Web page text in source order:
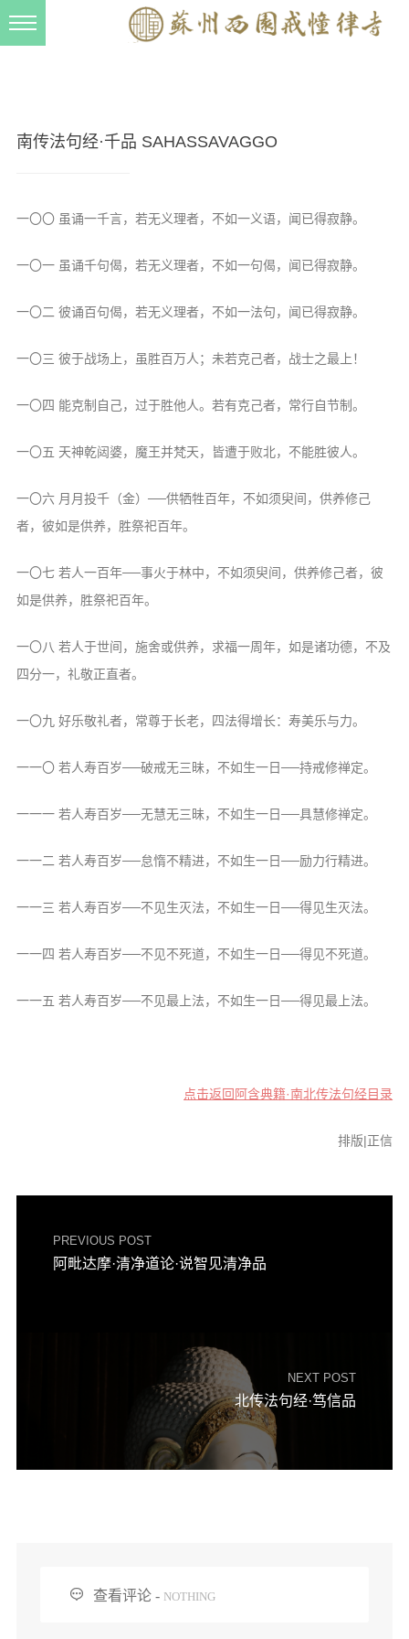
戒幢春秋
档案管理
音频视频
弘法书籍
弘法活动
观世音热线
菩提静修营
观自在禅修营
信息公告
戒幢论坛
寺院巡览
下院风采
南传法句经·千品 SAHASSAVAGGO
一〇〇 虽诵一千言，若无义理者，不如一义语，闻已得寂静。
一〇一 虽诵千句偈，若无义理者，不如一句偈，闻已得寂静。
一〇二 彼诵百句偈，若无义理者，不如一法句，闻已得寂静。
一〇三 彼于战场上，虽胜百万人；未若克己者，战士之最上！
一〇四 能克制自己，过于胜他人。若有克己者，常行自节制。
一〇五 天神乾闼婆，魔王并梵天，皆遭于败北，不能胜彼人。
一〇六 月月投千（金）──供牺牲百年，不如须臾间，供养修己
者，彼如是供养，胜祭祀百年。
一〇七 若人一百年──事火于林中，不如须臾间，供养修己者，彼
如是供养，胜祭祀百年。
一〇八 若人于世间，施舍或供养，求福一周年，如是诸功德，不及
四分一，礼敬正直者。
一〇九 好乐敬礼者，常尊于长老，四法得增长：寿美乐与力。
一一〇 若人寿百岁──破戒无三昧，不如生一日──持戒修禅定。
一一一 若人寿百岁──无慧无三昧，不如生一日──具慧修禅定。
一一二 若人寿百岁──怠惰不精进，不如生一日──励力行精进。
一一三 若人寿百岁──不见生灭法，不如生一日──得见生灭法。
一一四 若人寿百岁──不见不死道，不如生一日──得见不死道。
一一五 若人寿百岁──不见最上法，不如生一日──得见最上法。
点击返回阿含典籍·南北传法句经目录
排版|正信
PREVIOUS POST
阿毗达摩·清净道论·说智见清净品
NEXT POST
北传法句经·笃信品
 查看评论 - NOTHING